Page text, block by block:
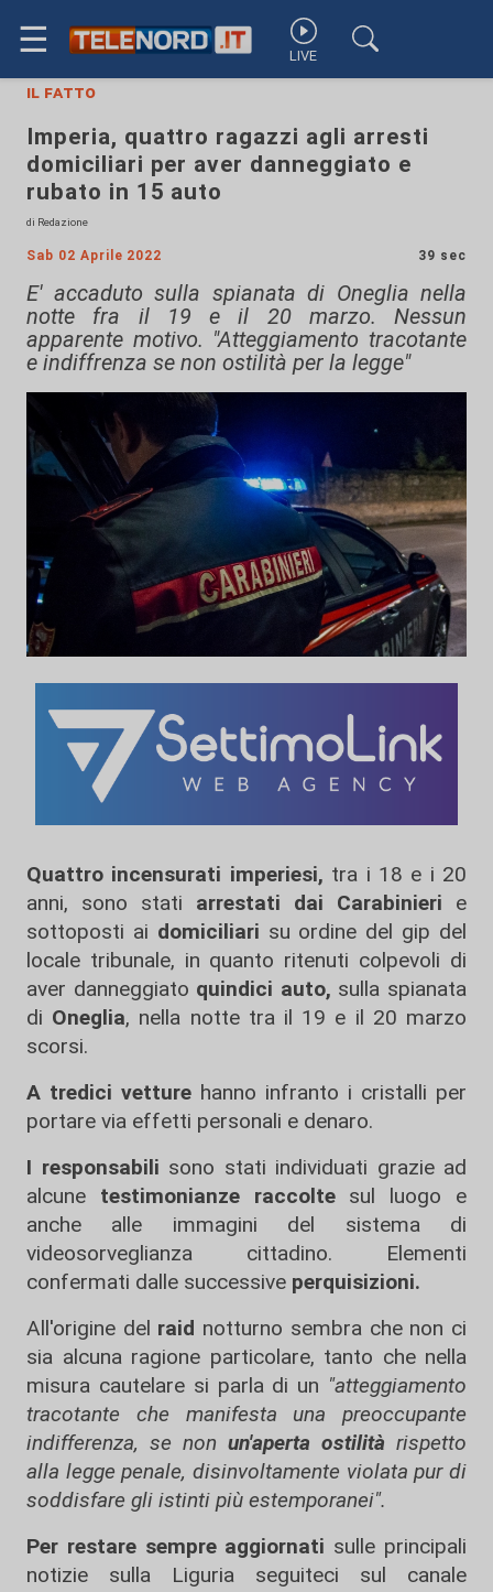
☰ LIVE
il fatto
Imperia, quattro ragazzi agli arresti
domiciliari per aver danneggiato e
rubato in 15 auto
di Redazione
Sab 02 Aprile 2022 39 sec
E' accaduto sulla spianata di Oneglia nella
notte fra il 19 e il 20 marzo. Nessun
apparente motivo. "Atteggiamento tracotante
e indiffrenza se non ostilità per la legge"
Quattro incensurati imperiesi, tra i 18 e i 20
anni, sono stati arrestati dai Carabinieri e
sottoposti ai domiciliari su ordine del gip del
locale tribunale, in quanto ritenuti colpevoli di
aver danneggiato quindici auto, sulla spianata
di Oneglia, nella notte tra il 19 e il 20 marzo
scorsi.
A tredici vetture hanno infranto i cristalli per
portare via effetti personali e denaro.
I responsabili sono stati individuati grazie ad
alcune testimonianze raccoltesul luogo e
anche alle immagini del sistema di
videosorveglianza cittadino. Elementi
confermati dalle successive perquisizioni.
All'origine del raid notturno sembra che non ci
sia alcuna ragione particolare, tanto che nella
misura cautelare si parla di un "atteggiamento
tracotante che manifesta una preoccupante
indifferenza, se non un'aperta ostilità rispetto
alla legge penale, disinvoltamente violata pur di
soddisfare gli istinti più estemporanei".
Per restare sempre aggiornati sulle principali
notizie sulla Liguria seguiteci sul canale